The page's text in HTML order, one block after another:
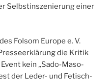
Selbstinszenierung einer
Folsom Europe e. V.
die Kritik
kein „Sado-Maso-
der Leder- und Fetisch-